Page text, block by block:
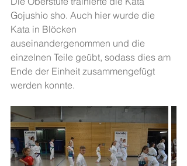
Gojushio sho. Auch hier wurde die
Kata in Blöcken
auseinandergenommen und die
einzelnen Teile geübt, sodass dies am
Ende der Einheit zusammengefügt
werden konnte.